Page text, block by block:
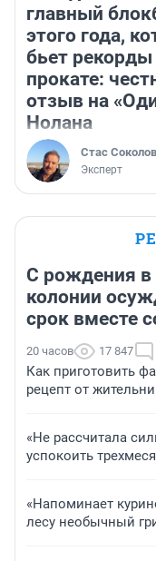
главный
этого года,
бьет рекорды
прокате:
отзыв на
Нолана
Стас Соколов
Эксперт
С рождения в
колонии
срок вместе
20 часов 17 847
Как приготовить
рецепт от
«Не рассчитала
успокоить
«Напоминает
лесу необычный